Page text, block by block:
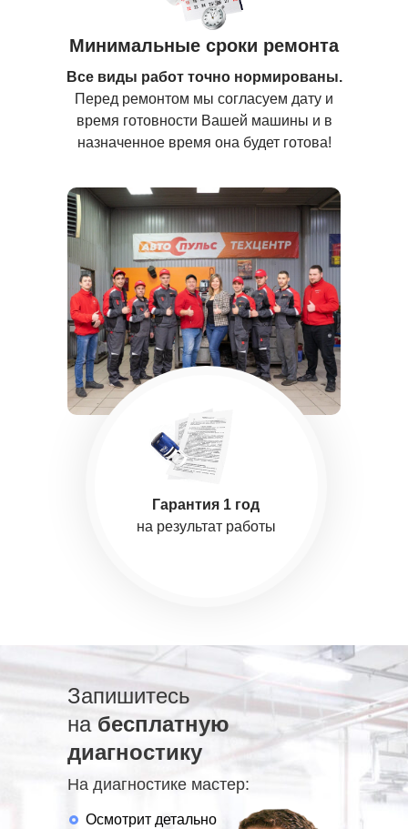
Минимальные сроки ремонта
Все виды работ точно нормированы.
Перед ремонтом мы согласуем дату и
время готовности Вашей машины и в
назначенное время она будет готова!
Гарантия 1 год
на результат работы
Запишитесь
набесплатную
диагностику
На диагностике мастер:
Осмотрит детально